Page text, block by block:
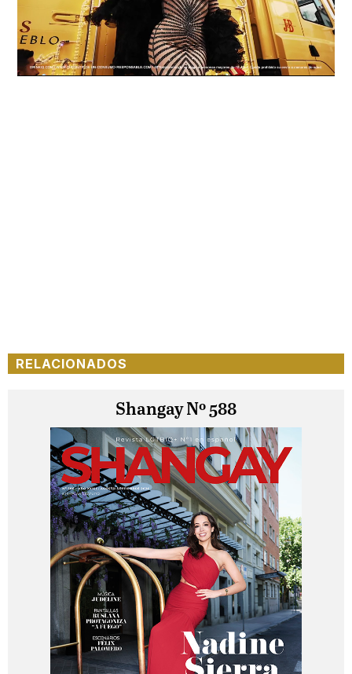
Unmute Loaded:
100.00%
RELACIONADOS
Shangay Nº 588